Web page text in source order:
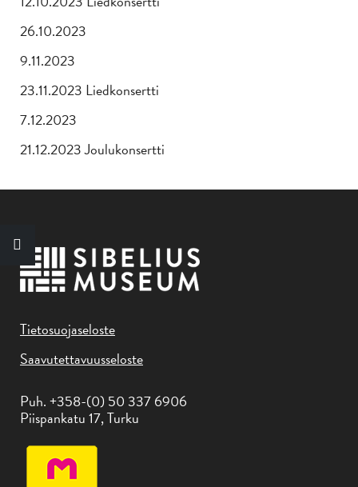
26.10.2023
9.11.2023
23.11.2023 Liedkonsertti
7.12.2023
21.12.2023 Joulukonsertti
Tietosuojaseloste
Saavutettavuusseloste
Puh. +358-(0) 50 337 6906
Piispankatu 17, Turku